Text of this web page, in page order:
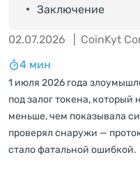
Заключение
02.07.2026
CoinKyt
4 мин
1 июля 2026 года
под залог токена, который
меньше, чем показывала
проверял снаружи —
стало фатальной ошибкой.